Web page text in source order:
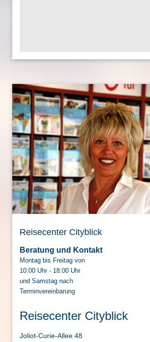
Reisecenter Cityblick
Beratung und Kontakt
Montag bis Freitag von
10:00 Uhr - 18:00 Uhr
und Samstag nach
Terminvereinbarung
Reisecenter Cityblick
Joliot-Curie-Allee 48